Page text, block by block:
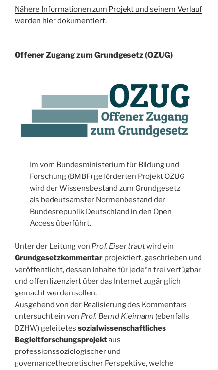
Nähere Informationen zum Projekt und seinem Verlauf
werden hier dokumentiert.
Offener Zugang zum Grundgesetz (OZUG)
Im vom Bundesministerium für Bildung und
Forschung (BMBF) geförderten Projekt OZUG
wird der Wissensbestand zum Grundgesetz
als bedeutsamster Normenbestand der
Bundesrepublik Deutschland in den Open
Access überführt.
Unter der Leitung von Prof. Eisentrautwird ein
Grundgesetzkommentar projektiert, geschrieben und
veröffentlicht, dessen Inhalte für jede*n frei verfügbar
und offen lizenziert über das Internet zugänglich
gemacht werden sollen.
Ausgehend von der Realisierung des Kommentars
untersucht ein von Prof. Bernd Kleimann (ebenfalls
DZHW) geleitetes sozialwissenschaftliches
Begleitforschungsprojektaus
professionssoziologischer und
governancetheoretischer Perspektive, welche